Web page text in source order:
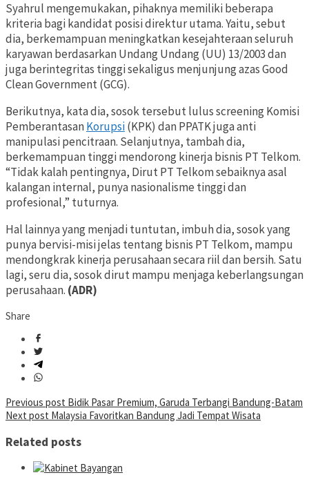
Syahrul mengemukakan, pihaknya memiliki beberapa
kriteria bagi kandidat posisi direktur utama. Yaitu, sebut
dia, berkemampuan meningkatkan kesejahteraan seluruh
karyawan berdasarkan Undang Undang (UU) 13/2003 dan
juga berintegritas tinggi sekaligus menjunjung azas Good
Clean Government (GCG).
Berikutnya, kata dia, sosok tersebut lulus screening Komisi
PemberantasanKorupsi(KPK) dan PPATK juga anti
manipulasi pencitraan. Selanjutnya, tambah dia,
berkemampuan tinggi mendorong kinerja bisnis PT Telkom.
“Tidak kalah pentingnya, Dirut PT Telkom sebaiknya asal
kalangan internal, punya nasionalisme tinggi dan
profesional,” tuturnya.
Hal lainnya yang menjadi tuntutan, imbuh dia, sosok yang
punya bervisi-misi jelas tentang bisnis PT Telkom, mampu
mendongkrak kinerja perusahaan secara riil dan bersih. Satu
lagi, seru dia, sosok dirut mampu menjaga keberlangsungan
perusahaan. (ADR)
Share
Post
navigation
Previous post Bidik Pasar Premium, Garuda Terbangi Bandung-Batam
Next post Malaysia Favoritkan Bandung Jadi Tempat Wisata
Related posts